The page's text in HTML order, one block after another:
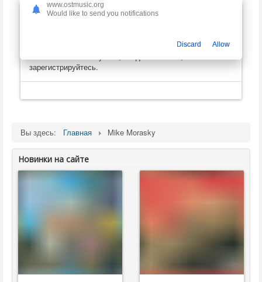
оценивать, оставлять комментарии, создавать
зарегистрируйтесь.
Вы здесь: Главная Mike Morasky
Новинки на сайте
www.ostmusic.org
Would like to send you notifications
Discard Allow